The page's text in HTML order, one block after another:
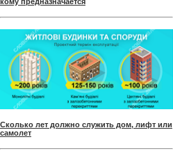
Сколько лет должно служить дом, лифт или
самолет